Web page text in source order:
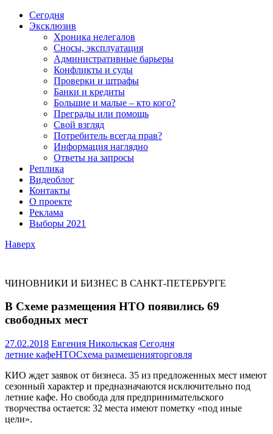
Сегодня
Эксклюзив
Хроника нелегалов
Сносы, эксплуатация
Административные барьеры
Конфликты и суды
Проверки и штрафы
Банки и кредиты
Большие и малые – кто кого?
Преграды или помощь
Свой взгляд
Потребитель всегда прав?
Информация наглядно
Ответы на запросы
Реплика
Видеоблог
Контакты
О проекте
Реклама
Выборы 2021
Наверх
ЧИНОВНИКИ И БИЗНЕС В САНКТ-ПЕТЕРБУРГЕ
В Схеме размещения НТО появились 69
свободных мест
27.02.2018 Евгения Никольская Сегодня
летние кафеНТОСхема размещенияторговля
КИО ждет заявок от бизнеса. 35 из предложенных мест имеют
сезонный характер и предназначаются исключительно под
летние кафе. Но свобода для предпринимательского
творчества остается: 32 места имеют пометку «под иные
цели».